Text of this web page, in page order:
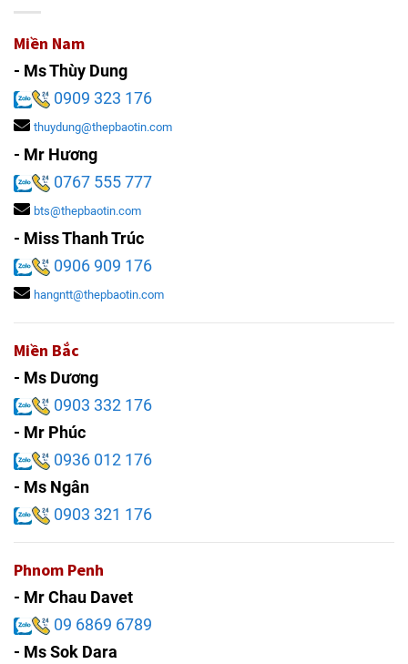
Miền Nam
- Ms Thùy Dung
0909 323 176
thuydung@thepbaotin.com
- Mr Hương
0767 555 777
bts@thepbaotin.com
- Miss Thanh Trúc
0906 909 176
hangntt@thepbaotin.com
Miền Bắc
- Ms Dương
0903 332 176
- Mr Phúc
0936 012 176
- Ms Ngân
0903 321 176
Phnom Penh
- Mr Chau Davet
09 6869 6789
- Ms Sok Dara